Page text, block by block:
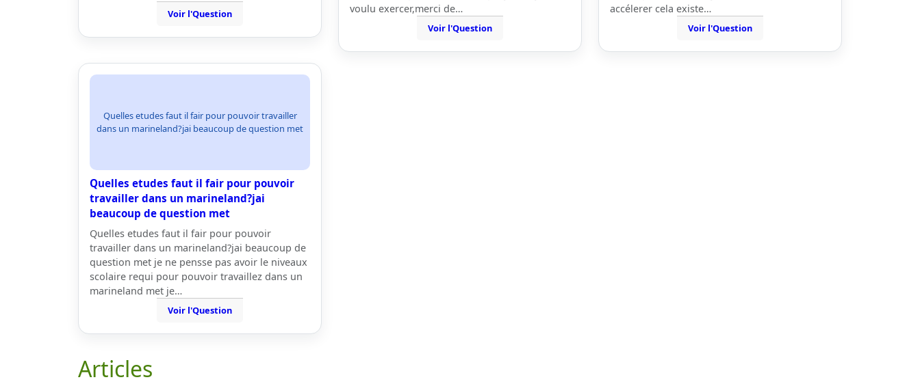
Voir l'Question
voulu exercer,merci de…
Voir l'Question
accélerer cela existe…
Voir l'Question
Quelles etudes faut il fair pour pouvoir travailler
dans un marineland?jai beaucoup de question met
Quelles etudes faut il fair pour pouvoir
travailler dans un marineland?jai
beaucoup de question met
Quelles etudes faut il fair pour pouvoir
travailler dans un marineland?jai beaucoup de
question met je ne pensse pas avoir le niveaux
scolaire requi pour pouvoir travaillez dans un
marineland met je…
Voir l'Question
Articles